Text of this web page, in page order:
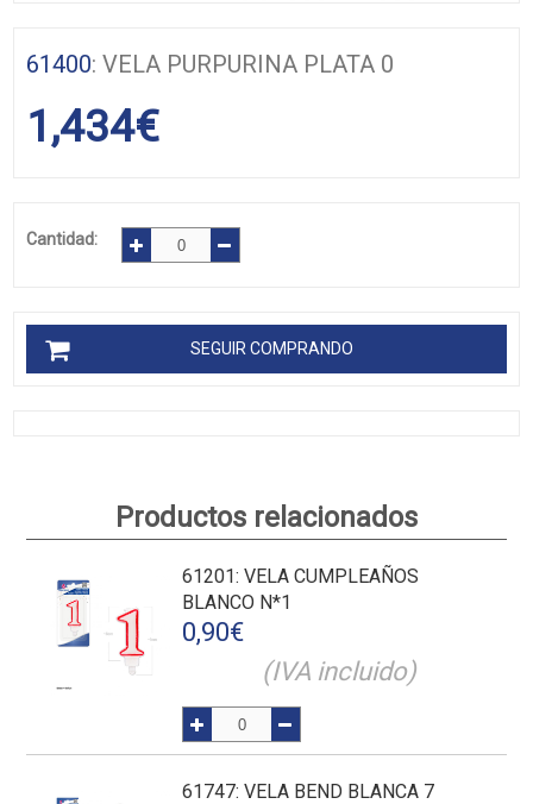
61400: VELA PURPURINA PLATA 0
1,434€
Cantidad:
SEGUIR COMPRANDO
Productos relacionados
61201: VELA CUMPLEAÑOS
BLANCO N*1
0,90€
(IVA incluido)
61747: VELA BEND BLANCA 7